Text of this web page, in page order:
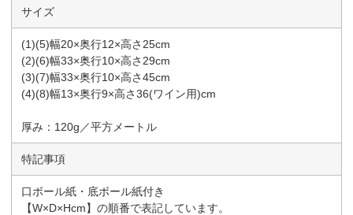
サイズ
(1)(5)幅20×奥行12×高さ25cm
(2)(6)幅33×奥行10×高さ29cm
(3)(7)幅33×奥行10×高さ45cm
(4)(8)幅13×奥行9×高さ36(ワイン用)cm
厚み：120g／平方メートル
特記事項
口ボール紙・底ボール紙付き
【W×D×Hcm】の順番で表記しています。